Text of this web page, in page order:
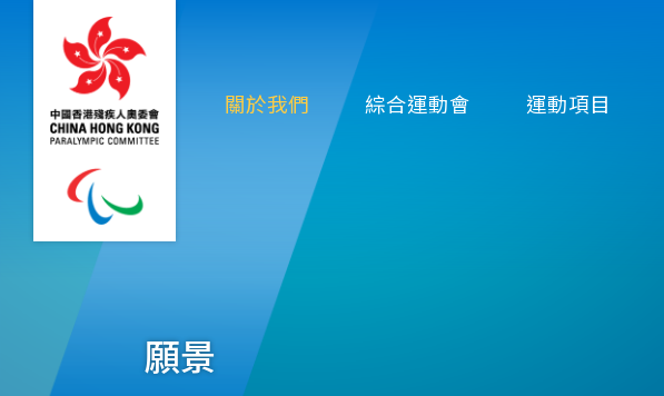
移至主內容
Main
navigation
關於我們 綜合運動會 運動項目
願景